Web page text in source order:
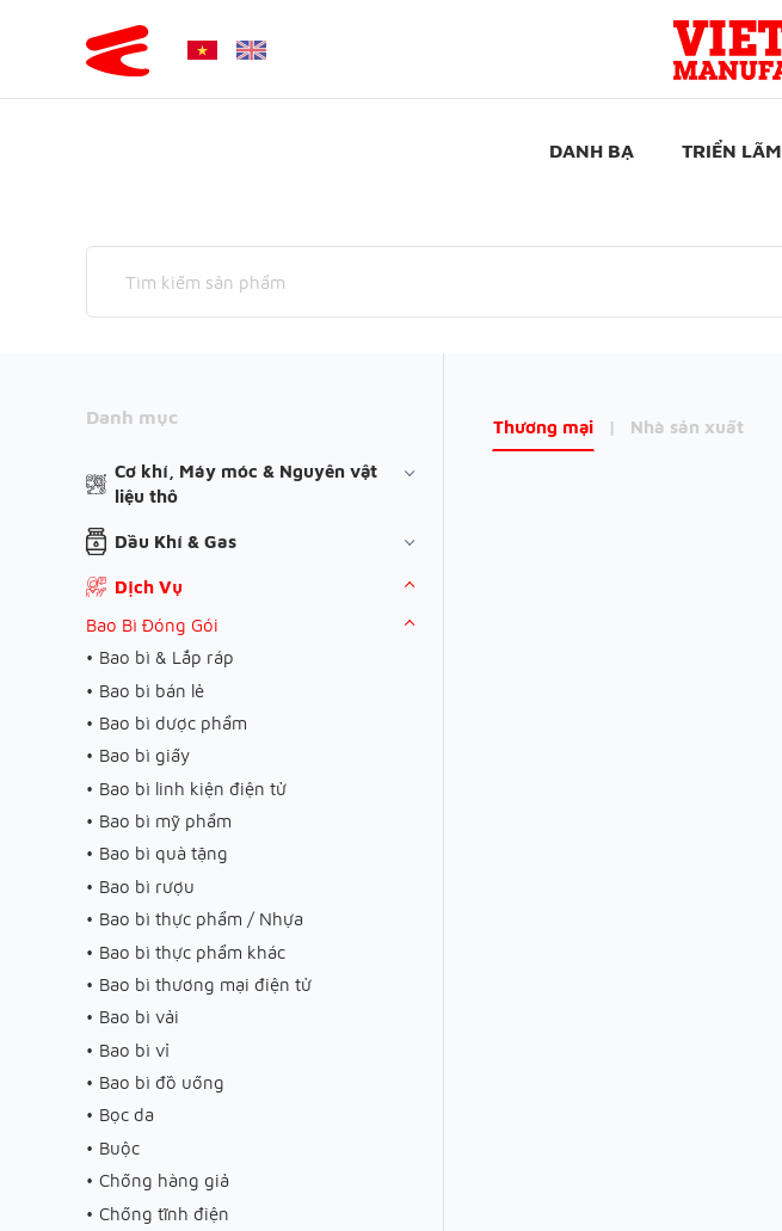
DANH BẠ TRIỂN LÃM
Danh mục
Cơ khí, Máy móc & Nguyên vật
liệu thô
Dầu Khí & Gas
Dịch Vụ
Bao Bì Đóng Gói
Bao bì & Lắp ráp
Bao bì bán lẻ
Bao bì dược phẩm
Bao bì giấy
Bao bì linh kiện điện tử
Bao bì mỹ phẩm
Bao bì quà tặng
Bao bì rượu
Bao bì thực phẩm / Nhựa
Bao bì thực phẩm khác
Bao bì thương mại điện tử
Bao bì vải
Bao bì vỉ
Bao bì đồ uống
Bọc da
Buộc
Chống hàng giả
Chống tĩnh điện
Thương mại | Nhà sản xuất